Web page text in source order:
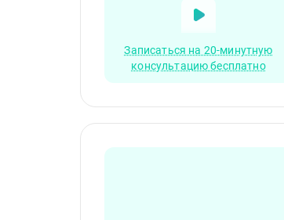
Записаться на 20-минутную
консультацию бесплатно